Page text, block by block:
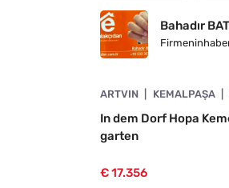
Bahadır
ARTVIN KEMALPAŞA
In dem Dorf Hopa
garten
€ 17.356